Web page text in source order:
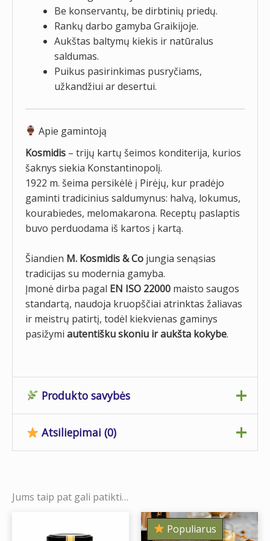
Be konservantų, be dirbtinių priedų.
Rankų darbo gamyba Graikijoje.
Aukštas baltymų kiekis ir natūralus
saldumas.
Puikus pasirinkimas pusryčiams,
užkandžiui ar desertui.
Apie gamintoją
Kosmidis– trijų kartų šeimos konditerija, kurios
šaknys siekia Konstantinopolį.
1922 m. šeima persikėlė į Pirėjų, kur pradėjo
gaminti tradicinius saldumynus: halvą, lokumus,
kourabiedes, melomakarona. Receptų paslaptis
buvo perduodama iš kartos į kartą.
Šiandien M. Kosmidis & Cojungia senąsias
tradicijas su modernia gamyba.
Įmonė dirba pagal EN ISO 22000maisto saugos
standartą, naudoja kruopščiai atrinktas žaliavas
ir meistrų patirtį, todėl kiekvienas gaminys
pasižymi autentišku skoniu ir aukšta kokybe.
Produkto savybės
Svoris
Tara
laikyti tamsioje,
vėsioje ir sausoje
Atsiliepimai (0)
Būkite pirmas aprašęs
“Sezamų kremas tahini su
Jums taip pat gali patikti…
Populiarus